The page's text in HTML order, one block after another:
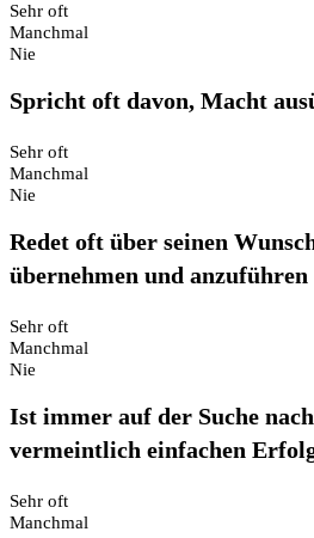
Sehr oft
Manchmal
Nie
Spricht oft davon, Macht
Sehr oft
Manchmal
Nie
Redet oft über seinen
übernehmen und anzuführen
Sehr oft
Manchmal
Nie
Ist immer auf der Suche
vermeintlich einfachen
Sehr oft
Manchmal